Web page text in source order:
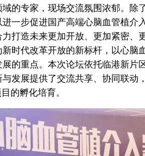
的专家，现场交流氛围浓郁。除
一步促进国产高端心脑血管植介
打造未来更加开放、更加紧密、
时代改革开放的新标杆，以心脑
的重点。本次论坛依托临港新片
发展提供了交流共享、协同联动
的孵化培育。